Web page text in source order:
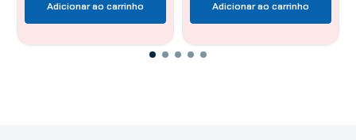
Adicionar ao carrinho Adicionar ao carrinho